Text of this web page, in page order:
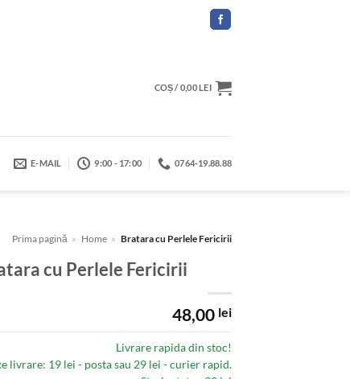
COȘ /0,00LEI
E-MAIL 9:00 - 17:00 0764-19.88.88
Prima pagină » Home » Bratara cu Perlele Fericirii
cu Perlele Fericirii
48,00 lei
Livrare rapida din stoc!
livrare: 19 lei - posta sau 29 lei - curier rapid.